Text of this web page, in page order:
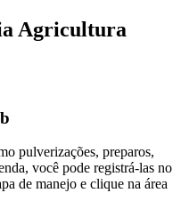
Agricultura
pulverizações, preparos,
você pode registrá-las no
de manejo e clique na área